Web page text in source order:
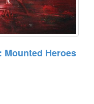
Heroes